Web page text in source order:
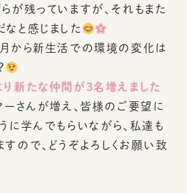
が残っていますが、それもまた
と感じました
月から新生活での環境の変化は
新たな仲間が３名増えました
ーさんが増え、皆様のご要望に
に学んでもらいながら、私達も
ので、どうぞよろしくお願い致